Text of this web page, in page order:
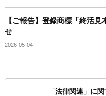
【ご報告】登録商標「終活見
せ
2026-05-04
「法律関連」に